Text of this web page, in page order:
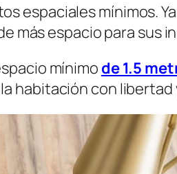
espaciales mínimos.
más espacio para sus
mínimode 1.5
habitación con